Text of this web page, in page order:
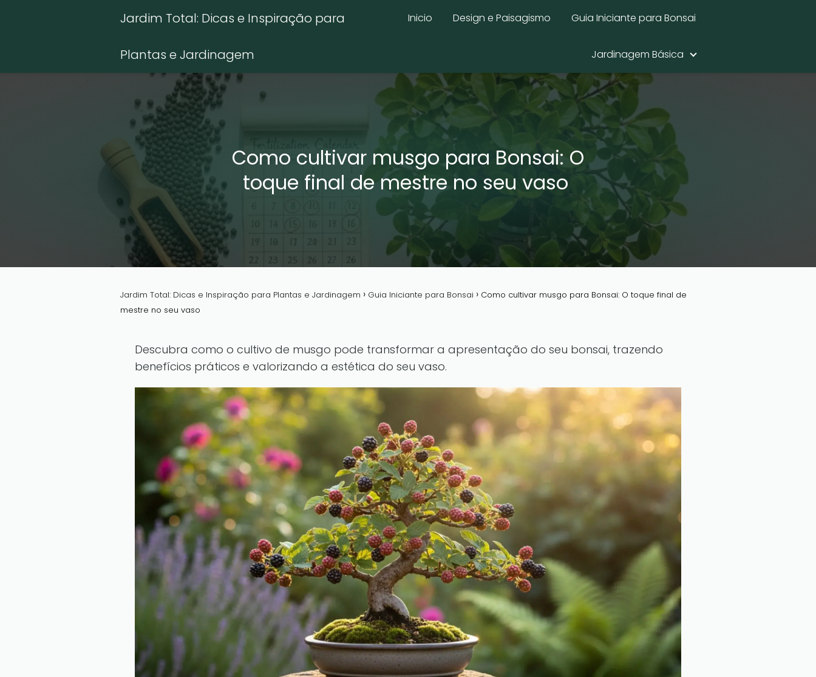
Jardim Total: Dicas e Inspiração para
Plantas e Jardinagem
Inicio Design e Paisagismo Guia Iniciante para Bonsai
Jardinagem Básica
Como cultivar musgo para Bonsai: O
toque final de mestre no seu vaso
Jardim Total: Dicas e Inspiração para Plantas e Jardinagem Guia Iniciante para Bonsai
Como cultivar musgo para Bonsai: O toque final de
mestre no seu vaso
Descubra como o cultivo de musgo pode transformar a apresentação do seu bonsai, trazendo
benefícios práticos e valorizando a estética do seu vaso.